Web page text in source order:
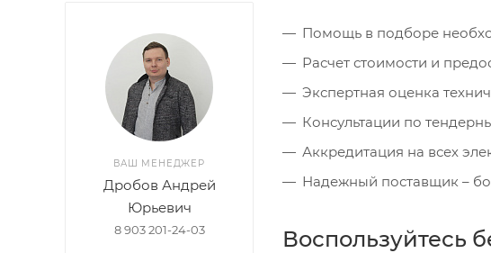
Помощь в подборе
Расчет стоимости и
Экспертная оценка
Консультации по
Аккредитация на всех
Надежный поставщик –
Воспользуйтесь
ВАШ МЕНЕДЖЕР
Дробов Андрей
Юрьевич
8 903 201-24-03